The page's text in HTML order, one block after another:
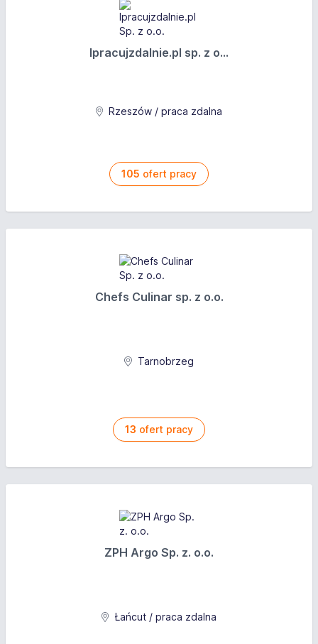
Ipracujzdalnie.pl sp. z o...
Rzeszów / praca zdalna
105 ofert pracy
Chefs Culinar sp. z o.o.
Tarnobrzeg
13 ofert pracy
ZPH Argo Sp. z. o.o.
Łańcut / praca zdalna